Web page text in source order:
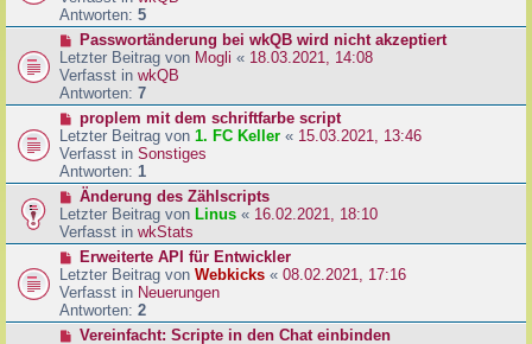
i
t
a
g
e
r
B
e
i
t
a
g
Antworten: 5
N
e
u
e
r
B
e
i
t
a
g
Passwortänderung bei wkQB wird nicht akzeptiert
Letzter Beitrag von Mogli « 18.03.2021, 14:08
Verfasst in wkQB
Antworten: 7
N
e
u
e
r
B
e
i
r
a
g
proplem mit dem schriftfarbe script
Letzter Beitrag von 1. FC Keller « 15.03.2021, 13:46
Verfasst in Sonstiges
Antworten: 1
N
e
u
e
r
B
e
i
Änderung des Zählscripts
Letzter Beitrag von Linus « 16.02.2021, 18:10
Verfasst in wkStats
N
e
u
e
r
Erweiterte API für Entwickler
Letzter Beitrag von Webkicks « 08.02.2021, 17:16
Verfasst in Neuerungen
Antworten: 2
NVereinfacht: Scripte in den Chat einbinden